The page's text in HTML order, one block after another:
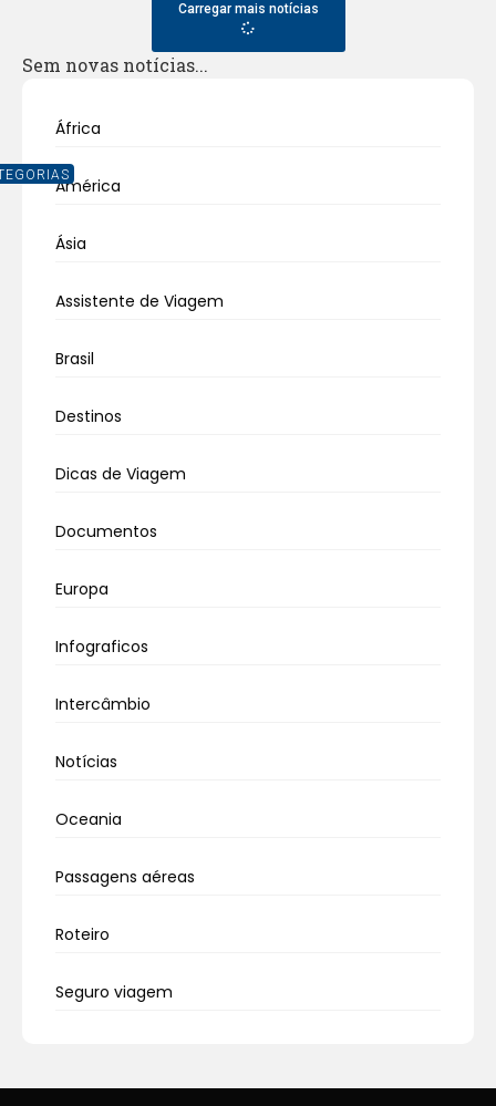
África
América
Ásia
Assistente de Viagem
Brasil
Destinos
Dicas de Viagem
Documentos
Europa
Infograficos
Intercâmbio
Notícias
Oceania
Passagens aéreas
Roteiro
Seguro viagem
Carregar mais notícias
Sem novas notícias...